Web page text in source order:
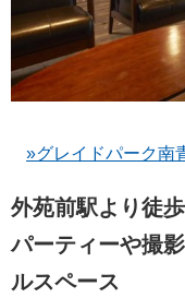
»グレイドパーク南
外苑前駅より徒
パーティーや撮
ルスペース